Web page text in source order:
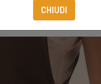
CHIUDI